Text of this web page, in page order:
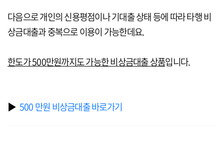
다음으로 개인의 신용평점이나 기대출 상태 등에 따라 타행 비
상금대출과 중복으로 이용이 가능한데요.
한도가 500만원까지도 가능한 비상금대출 상품입니다.
▶ 500 만원 비상금대출 바로가기